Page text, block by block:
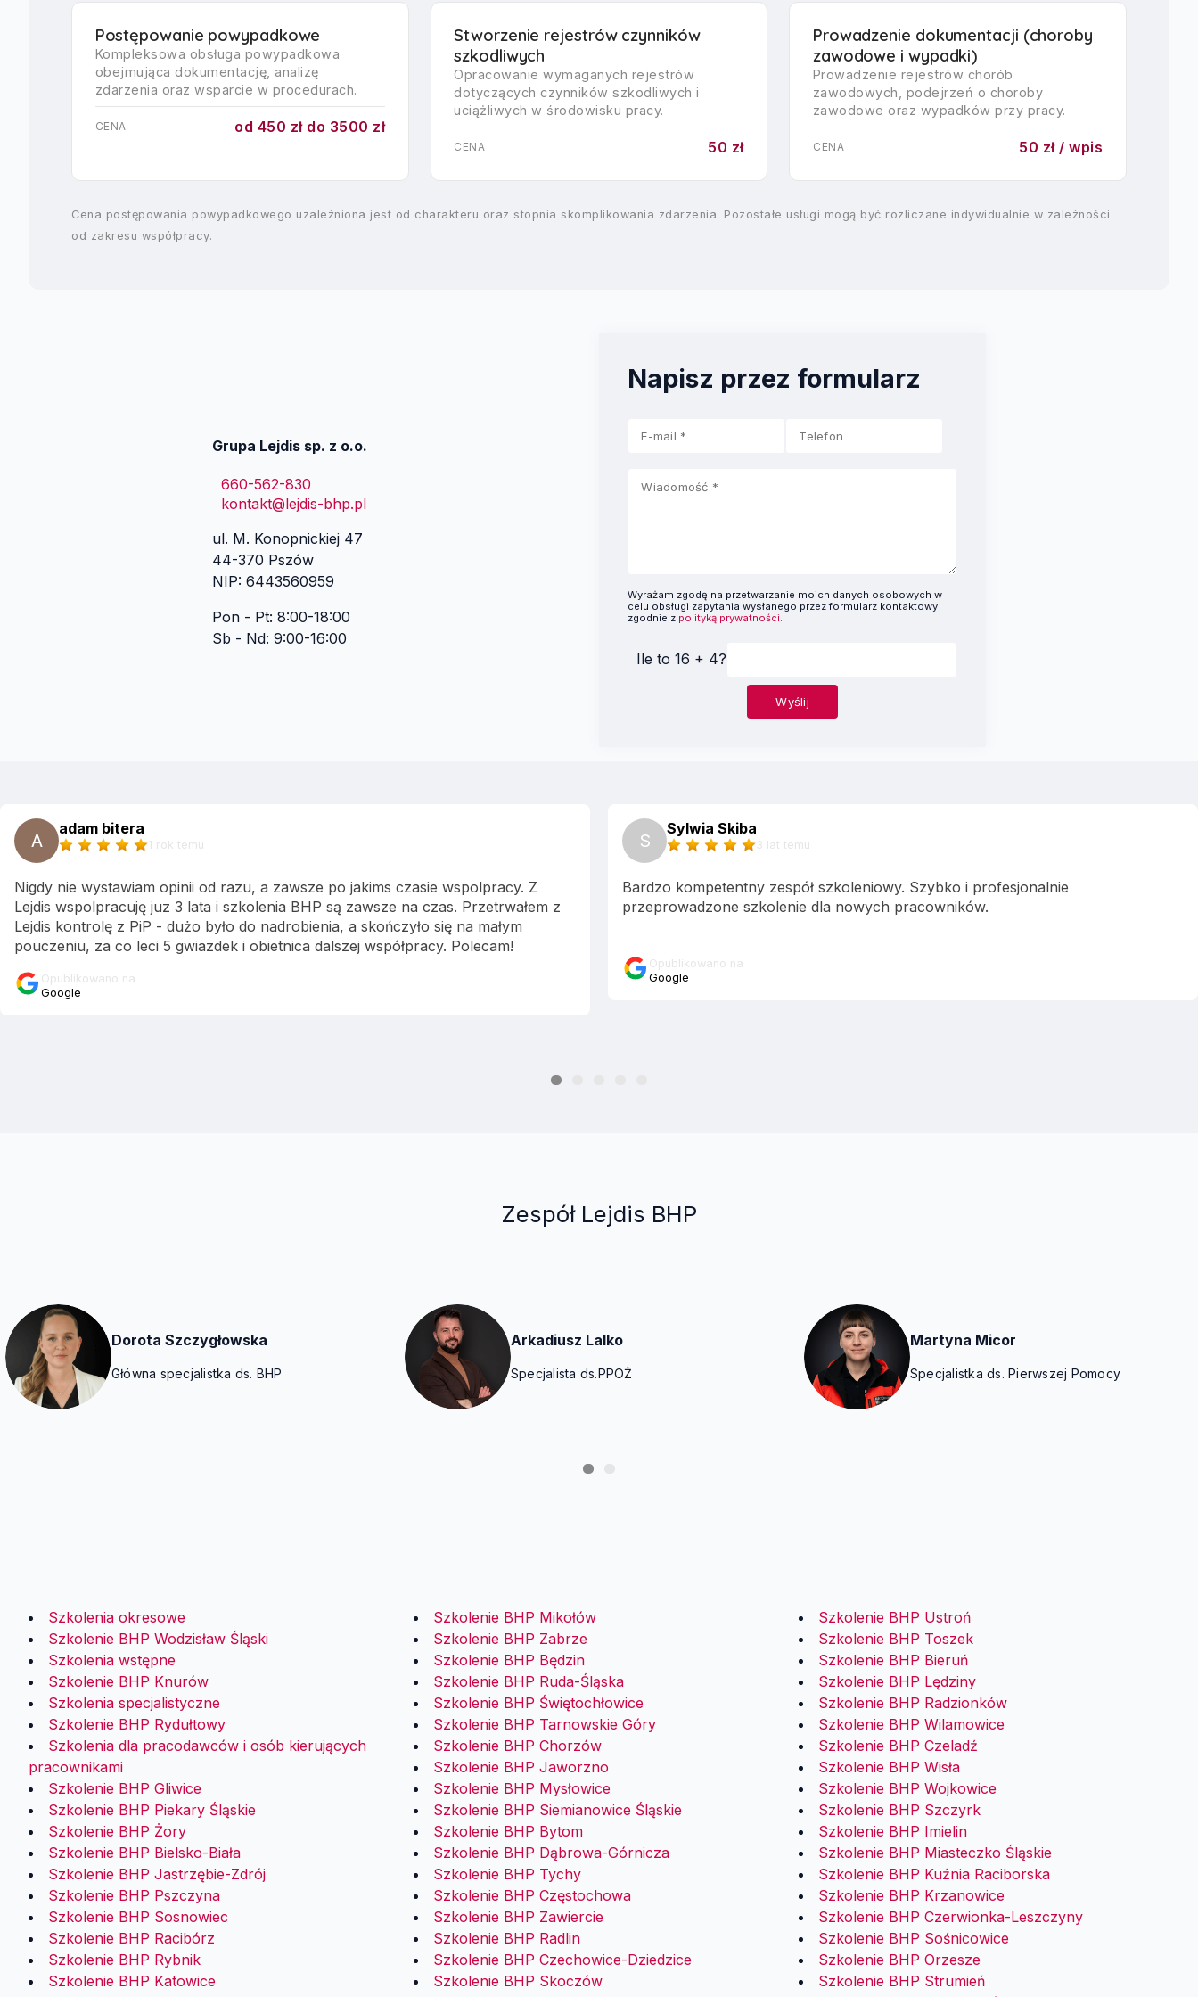
Postępowanie powypadkowe
Kompleksowa obsługa powypadkowa
obejmująca dokumentację, analizę
zdarzenia oraz wsparcie w procedurach.
CENA od 450 zł do 3500 zł
Stworzenie rejestrów czynników
szkodliwych
Opracowanie wymaganych rejestrów
dotyczących czynników szkodliwych i
uciążliwych w środowisku pracy.
CENA 50 zł
Prowadzenie dokumentacji (choroby
zawodowe i wypadki)
Prowadzenie rejestrów chorób
zawodowych, podejrzeń o choroby
zawodowe oraz wypadków przy pracy.
CENA 50 zł / wpis
Cena postępowania powypadkowego uzależniona jest od charakteru oraz stopnia skomplikowania zdarzenia. Pozostałe usługi mogą być rozliczane indywidualnie w zależności
od zakresu współpracy.
Grupa Lejdis sp. z o.o.
660-562-830
kontakt@lejdis-bhp.pl
ul. M. Konopnickiej 47
44-370 Pszów
NIP: 6443560959
Pon - Pt: 8:00-18:00
Sb - Nd: 9:00-16:00
Napisz przez formularz
Wyrażam zgodę na przetwarzanie moich danych osobowych w
celu obsługi zapytania wysłanego przez formularz kontaktowy
zgodnie z polityką prywatności.
Ile to 16 + 4?
A
adam bitera
1 rok temu
Nigdy nie wystawiam opinii od razu, a zawsze po jakims czasie wspolpracy. Z
Lejdis wspolpracuję juz 3 lata i szkolenia BHP są zawsze na czas. Przetrwałem z
Lejdis kontrolę z PiP - dużo było do nadrobienia, a skończyło się na małym
pouczeniu, za co leci 5 gwiazdek i obietnica dalszej współpracy. Polecam!
Opublikowano na
Google
S
Sylwia Skiba
3 lat temu
Bardzo kompetentny zespół szkoleniowy. Szybko i profesjonalnie
przeprowadzone szkolenie dla nowych pracowników.
Opublikowano na
Google
Zespół Lejdis BHP
Dorota Szczygłowska
Główna specjalistka ds. BHP
Arkadiusz Lalko
Specjalista ds.PPOŻ
Martyna Micor
Specjalistka ds. Pierwszej Pomocy
Szkolenia okresowe
Szkolenie BHP Wodzisław Śląski
Szkolenia wstępne
Szkolenie BHP Knurów
Szkolenia specjalistyczne
Szkolenie BHP Rydułtowy
Szkolenia dla pracodawców i osób kierujących
pracownikami
Szkolenie BHP Gliwice
Szkolenie BHP Piekary Śląskie
Szkolenie BHP Żory
Szkolenie BHP Bielsko-Biała
Szkolenie BHP Jastrzębie-Zdrój
Szkolenie BHP Pszczyna
Szkolenie BHP Sosnowiec
Szkolenie BHP Racibórz
Szkolenie BHP Rybnik
Szkolenie BHP Katowice
Szkolenie BHP Mikołów
Szkolenie BHP Zabrze
Szkolenie BHP Będzin
Szkolenie BHP Ruda-Śląska
Szkolenie BHP Świętochłowice
Szkolenie BHP Tarnowskie Góry
Szkolenie BHP Chorzów
Szkolenie BHP Jaworzno
Szkolenie BHP Mysłowice
Szkolenie BHP Siemianowice Śląskie
Szkolenie BHP Bytom
Szkolenie BHP Dąbrowa-Górnicza
Szkolenie BHP Tychy
Szkolenie BHP Częstochowa
Szkolenie BHP Zawiercie
Szkolenie BHP Radlin
Szkolenie BHP Czechowice-Dziedzice
Szkolenie BHP Skoczów
Szkolenie BHP Ustroń
Szkolenie BHP Toszek
Szkolenie BHP Bieruń
Szkolenie BHP Lędziny
Szkolenie BHP Radzionków
Szkolenie BHP Wilamowice
Szkolenie BHP Czeladź
Szkolenie BHP Wisła
Szkolenie BHP Wojkowice
Szkolenie BHP Szczyrk
Szkolenie BHP Imielin
Szkolenie BHP Miasteczko Śląskie
Szkolenie BHP Kuźnia Raciborska
Szkolenie BHP Krzanowice
Szkolenie BHP Czerwionka-Leszczyny
Szkolenie BHP Sośnicowice
Szkolenie BHP Orzesze
Szkolenie BHP Strumień